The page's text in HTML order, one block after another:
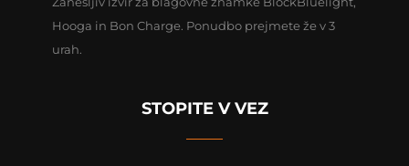
Hooga in Bon Charge. Ponudbo prejmete že v 3
urah.
STOPITE V VEZ